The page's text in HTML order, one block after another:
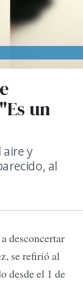
un
aire y
al
desconcertar
se refirió al
desde el 1 de